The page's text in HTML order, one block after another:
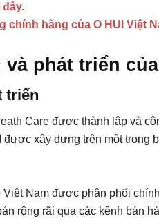
đây.
chính hãng của O HUI Việt
phát triển của
triển
Care được thành lập và
xây dựng trên một trong
Việt Nam được phân phối
rộng rãi qua các kênh bán